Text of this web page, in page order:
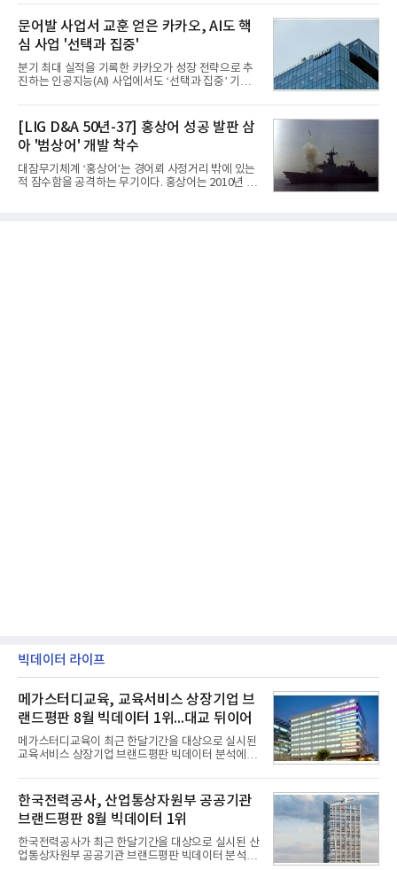
는 조종사가 휴대하는 명령통신장치(PDU, P
체별로 엇갈린 가운데 하반기 신작 흥행과 해외 시장
성과가 실적을 좌우할 핵심 변수로 떠오르고 있다.8일
업계에 따르면 올해 상반기 게임업계는 기업별 성적
표가 크게 갈렸다. 대표적으로 크래프톤은 'PUBG: 배
틀그라운드'의 안정적인 성장에 힘입어 상반기 연결
기준 매출 2조6616억원, 영업이익 9725억원으로 역
대 최대 실적을 기록했다. 엔씨도 올해 출시한 '아이온
동기 대
문어발 사업서 교훈 얻은 카카오, AI도 핵
심 사업 '선택과 집중'
분기 최대 실적을 기록한 카카오가 성장 전략으로 추
진하는 인공지능(AI) 사업에서도 ‘선택과 집중’ 기조
라 투자에 나서는 것과 달리, 카카오는 ‘카카오톡’이
라는 플랫폼 경쟁력을 활용한 AI 에이전트 서비스에
집중하는 전략이다. 과거 무리한 사업 확장 과정에서
겪었던 시행착오를 되풀이하지 않고 핵심 역량에 집
중하겠다는 취지로 풀이된다.7일 업계에 따르면 카카
오는 올해 2분기 연결 기준 매출 2조985억원, 영업이
익 2770억원을 기록했다. 전년 동기 대비 매출과 영업
[LIG D&A 50년-37] 홍상어 성공 발판 삼
아 '범상어' 개발 착수
대잠무기체계 ‘홍상어’는 경어뢰 사정거리 밖에 있는
적 잠수함을 공격하는 무기이다. 홍상어는 2010년 넥
빅데이터 라이프
메가스터디교육, 교육서비스 상장기업 브
랜드평판 8월 빅데이터 1위...대교 뒤이어
메가스터디교육이 최근 한달기간을 대상으로 실시된
교육서비스 상장기업 브랜드평판 빅데이터 분석에서
일 한국기업평판연구소(소장 구창환)는 국내 교육서
비스 상장기업 브랜드를 대상으로 지난 7월 7일부터
8월 7일까지 수집된 소비자 빅데이터 10,074,233건
을 분석한 결과, 메가스터디교육이 브랜드평판지수
1,710,926을 기록하며 8월 1위에 올랐다고 밝혔다.
분석에 활용된 빅데이터는 지난 7월(9,491,206건) 대
비 6.14% 증가한 수치로, 교육서비스 상장기업 브랜
한국전력공사, 산업통상자원부 공공기관
브랜드평판 8월 빅데이터 1위
한국전력공사가 최근 한달기간을 대상으로 실시된 산
업통상자원부 공공기관 브랜드평판 빅데이터 분석에